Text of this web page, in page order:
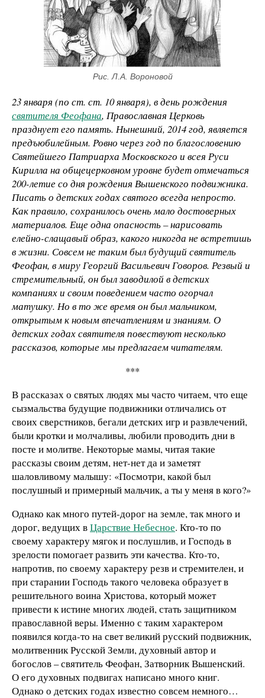
Рис. Л.А. Вороновой
23 января (по ст. ст. 10 января), в день рождения
святителя Феофана, Православная Церковь
празднует его память. Нынешний, 2014 год, является
предъюбилейным. Ровно через год по благословению
Святейшего Патриарха Московского и всея Руси
Кирилла на общецерковном уровне будет отмечаться
200-летие со дня рождения Вышенского подвижника.
Писать о детских годах святого всегда непросто.
Как правило, сохранилось очень мало достоверных
материалов. Еще одна опасность – нарисовать
елейно-слащавый образ, какого никогда не встретишь
в жизни. Совсем не таким был будущий святитель
Феофан, в миру Георгий Васильевич Говоров. Резвый и
стремительный, он был заводилой в детских
компаниях и своим поведением часто огорчал
матушку. Но в то же время он был мальчиком,
открытым к новым впечатлениям и знаниям. О
детских годах святителя повествуют несколько
рассказов, которые мы предлагаем читателям.
***
В рассказах о святых людях мы часто читаем, что еще
сызмальства будущие подвижники отличались от
своих сверстников, бегали детских игр и развлечений,
были кротки и молчаливы, любили проводить дни в
посте и молитве. Некоторые мамы, читая такие
рассказы своим детям, нет-нет да и заметят
шаловливому малышу: «Посмотри, какой был
послушный и примерный мальчик, а ты у меня в кого?»
Однако как много путей-дорог на земле, так много и
дорог, ведущих вЦарствие Небесное. Кто-то по
своему характеру мягок и послушлив, и Господь в
зрелости помогает развить эти качества. Кто-то,
напротив, по своему характеру резв и стремителен, и
при старании Господь такого человека образует в
решительного воина Христова, который может
привести к истине многих людей, стать защитником
православной веры. Именно с таким характером
появился когда-то на свет великий русский подвижник,
молитвенник Русской Земли, духовный автор и
богослов – святитель Феофан, Затворник Вышенский.
О его духовных подвигах написано много книг.
Однако о детских годах известно совсем немного…